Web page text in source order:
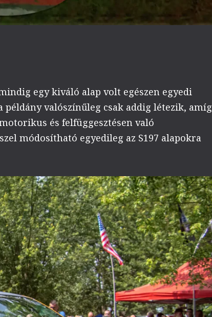
egy kiváló alap volt egészen egyedi
valószínűleg csak addig létezik, amíg
és felfüggesztésen való
módosítható egyedileg az S197 alapokra